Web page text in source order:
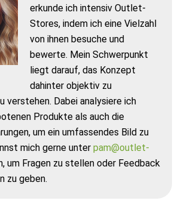
erkunde ich intensiv Outlet-
Stores, indem ich eine Vielzahl
von ihnen besuche und
bewerte. Mein Schwerpunkt
liegt darauf, das Konzept
dahinter objektiv zu
verstehen. Dabei analysiere ich
Produkte als auch die
um ein umfassendes Bild zu
mich gerne unter pam@outlet-
um Fragen zu stellen oder Feedback
zu geben.